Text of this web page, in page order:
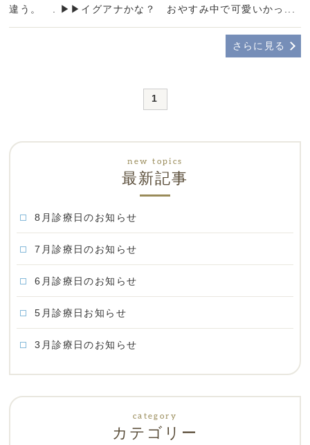
違う。 . ▶▶イグアナかな？ おやすみ中で可愛いかっ...
さらに見る
1
最新記事
8月診療日のお知らせ
7月診療日のお知らせ
6月診療日のお知らせ
5月診療日お知らせ
3月診療日のお知らせ
カテゴリー